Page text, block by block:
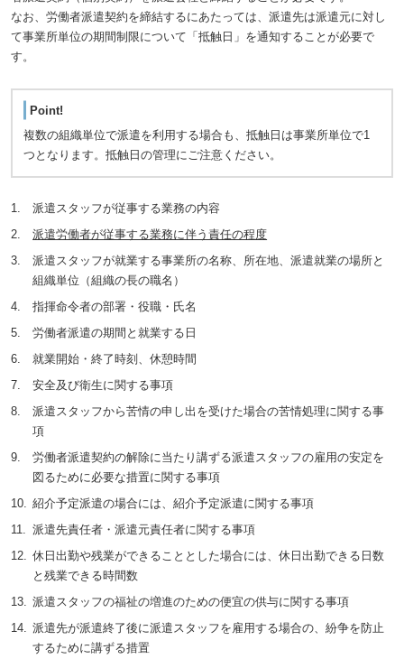
なお、労働者派遣契約を締結するにあたっては、派遣先は派遣元に対し
て事業所単位の期間制限について「抵触日」を通知することが必要で
す。
Point!
複数の組織単位で派遣を利用する場合も、抵触日は事業所単位で1
つとなります。抵触日の管理にご注意ください。
派遣スタッフが従事する業務の内容
派遣労働者が従事する業務に伴う責任の程度
派遣スタッフが就業する事業所の名称、所在地、派遣就業の場所と
組織単位（組織の長の職名）
指揮命令者の部署・役職・氏名
労働者派遣の期間と就業する日
就業開始・終了時刻、休憩時間
安全及び衛生に関する事項
派遣スタッフから苦情の申し出を受けた場合の苦情処理に関する事
項
労働者派遣契約の解除に当たり講ずる派遣スタッフの雇用の安定を
図るために必要な措置に関する事項
紹介予定派遣の場合には、紹介予定派遣に関する事項
派遣先責任者・派遣元責任者に関する事項
休日出勤や残業ができることとした場合には、休日出勤できる日数
と残業できる時間数
派遣スタッフの福祉の増進のための便宜の供与に関する事項
派遣先が派遣終了後に派遣スタッフを雇用する場合の、紛争を防止
するために講ずる措置